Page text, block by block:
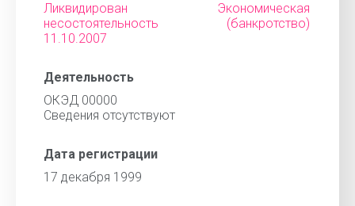
Ликвидирован Экономическая
несостоятельность (банкротство)
11.10.2007
Деятельность
ОКЭД 00000
Cведения отсутствуют
Дата регистрации
17 декабря 1999